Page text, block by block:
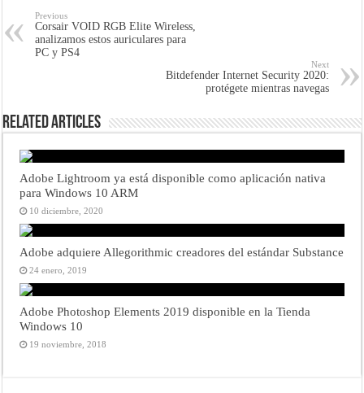
Previous
Corsair VOID RGB Elite Wireless,
analizamos estos auriculares para
PC y PS4
Next
Bitdefender Internet Security 2020:
protégete mientras navegas
Related Articles
Adobe Lightroom ya está disponible como aplicación nativa
para Windows 10 ARM
10 diciembre, 2020
Adobe adquiere Allegorithmic creadores del estándar Substance
24 enero, 2019
Adobe Photoshop Elements 2019 disponible en la Tienda
Windows 10
19 noviembre, 2018